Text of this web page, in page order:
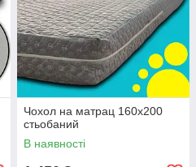
Чохол на матрац 160х200
стьобаний
В наявності